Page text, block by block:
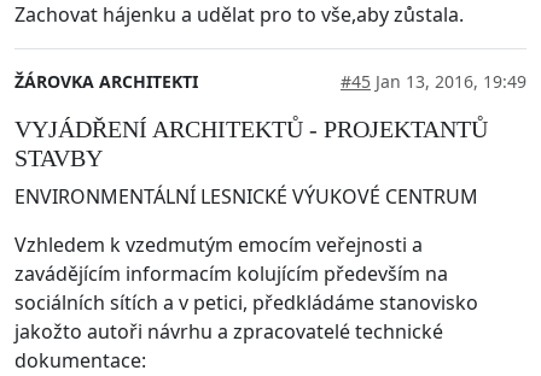
Zachovat hájenku a udělat pro to vše,aby zůstala.
ŽÁROVKA ARCHITEKTI #45 Jan 13, 2016, 19:49
VYJÁDŘENÍ ARCHITEKTŮ - PROJEKTANTŮ
STAVBY
ENVIRONMENTÁLNÍ LESNICKÉ VÝUKOVÉ CENTRUM
Vzhledem k vzedmutým emocím veřejnosti a
zavádějícím informacím kolujícím především na
sociálních sítích a v petici, předkládáme stanovisko
jakožto autoři návrhu a zpracovatelé technické
dokumentace: